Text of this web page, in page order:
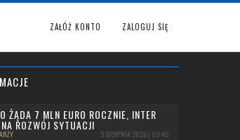
ZAŁÓŻ KONTO ZALOGUJ SIĘ
ŻĄDA 7 MLN EURO ROCZNIE, INTER
ROZWÓJ SYTUACJI
5 SIERPNIA 2026 | 09:45